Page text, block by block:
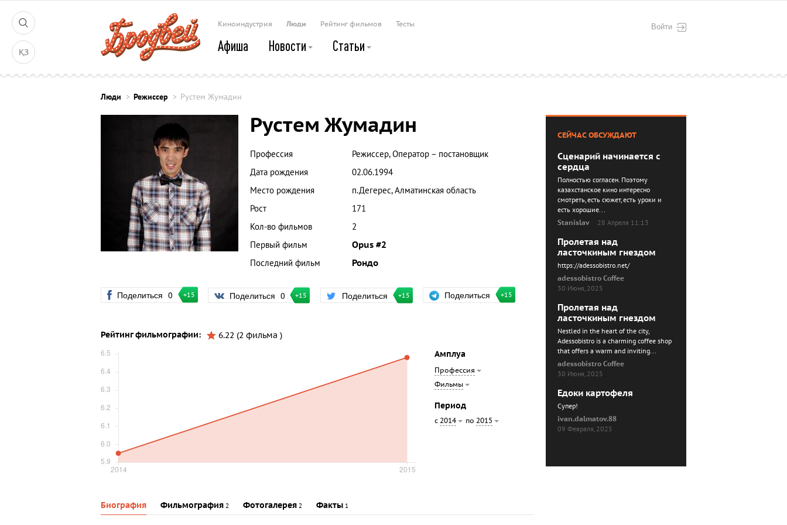
ҚЗ
Войти
Киноиндустрия Люди Рейтинг фильмов Тесты
Афиша Новости Статьи
Люди Режиссер Рустем Жумадин
Рустем Жумадин
Профессия
Режиссер, Оператор – постановщик
Дата рождения
02.06.1994
Место рождения
п.Дегерес, Алматинская область
Рост
171
Кол-во фильмов
2
Первый фильм
Opus #2
Последний фильм
Рондо
Поделиться 0 +15 Поделиться 0 +15 Поделиться +15 Поделиться +15
Рейтинг фильмографии:
6.22 (2 фильма )
Амплуа
Профессия
Фильмы
Период
с 2014 по 2015
Биография Фильмография 2 Фотогалерея 2 Факты 1
СЕЙЧАС ОБСУЖДАЮТ
Сценарий начинается с
сердца
Полностью согласен. Поэтому
казахстанское кино интересно
смотреть, есть сюжет, есть уроки и
есть хорошие...
Stanislav
28 Апреля 11:13
Пролетая над
ласточкиным гнездом
https://adessobistro.net/
adessobistro Coffee
30 Июня, 2025
Пролетая над
ласточкиным гнездом
Nestled in the heart of the city,
Adessobistro is a charming coffee shop
that offers a warm and inviting...
adessobistro Coffee
30 Июня, 2025
Едоки картофеля
Cупер!
ivan.dalmatov.88
09 Февраля, 2025